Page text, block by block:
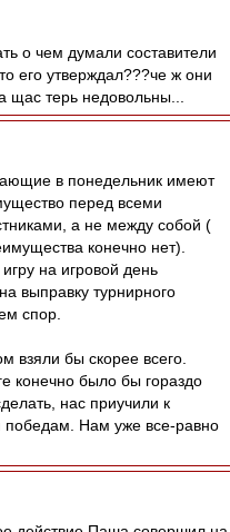
о чем думали составители
его утверждал???че ж они
щас терь недовольны...
в понедельник имеют
перед всеми
а не между собой (
конечно нет).
на игровой день
выправку турнирного
спор.
взяли бы скорее всего.
конечно было бы гораздо
нас приучили к
победам. Нам уже все-равно